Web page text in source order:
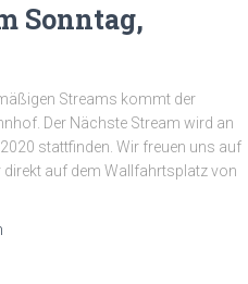
Sonntag,
Streams kommt der
Der Nächste Stream wird an
stattfinden. Wir freuen uns auf
direkt auf dem Wallfahrtsplatz von